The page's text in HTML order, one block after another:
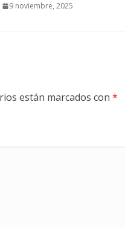
9 noviembre, 2025
están marcados con *